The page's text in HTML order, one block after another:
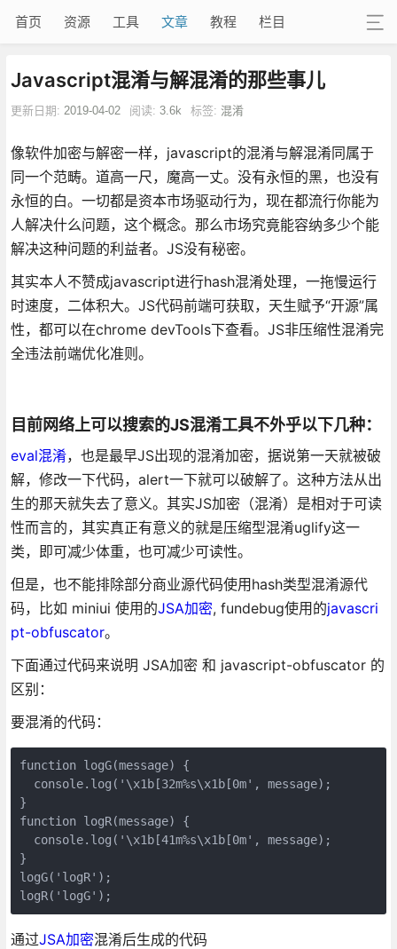
首页 资源 工具 文章 教程 栏目
Javascript混淆与解混淆的那些事儿
更新日期: 2019-04-02 阅读: 3.6k 标签: 混淆
像软件加密与解密一样，javascript的混淆与解混淆同属于
同一个范畴。道高一尺，魔高一丈。没有永恒的黑，也没有
永恒的白。一切都是资本市场驱动行为，现在都流行你能为
人解决什么问题，这个概念。那么市场究竟能容纳多少个能
解决这种问题的利益者。JS没有秘密。
其实本人不赞成javascript进行hash混淆处理，一拖慢运行
时速度，二体积大。JS代码前端可获取，天生赋予“开源”属
性，都可以在chrome devTools下查看。JS非压缩性混淆完
全违法前端优化准则。
目前网络上可以搜索的JS混淆工具不外乎以下几种：
eval混淆，也是最早JS出现的混淆加密，据说第一天就被破
解，修改一下代码，alert一下就可以破解了。这种方法从出
生的那天就失去了意义。其实JS加密（混淆）是相对于可读
性而言的，其实真正有意义的就是压缩型混淆uglify这一
类，即可减少体重，也可减少可读性。
但是，也不能排除部分商业源代码使用hash类型混淆源代
码，比如 miniui 使用的JSA加密, fundebug使用的javascri
pt-obfuscator。
下面通过代码来说明 JSA加密 和 javascript-obfuscator 的
区别：
要混淆的代码：
function logG(message) {
  console.log('\x1b[32m%s\x1b[0m', message);
}
function logR(message) {
  console.log('\x1b[41m%s\x1b[0m', message);
}
logG('logR');
通过JSA加密混淆后生成的代码